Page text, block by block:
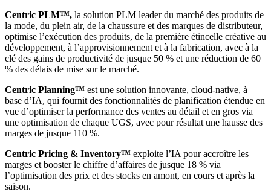
Centric PLM™, la solution PLM leader du marché des produits de
la mode, du plein air, de la chaussure et des marques de distributeur,
optimise l’exécution des produits, de la première étincelle créative au
développement, à l’approvisionnement et à la fabrication, avec à la
clé des gains de productivité de jusque 50 % et une réduction de 60
% des délais de mise sur le marché.
Centric Planning™ est une solution innovante, cloud-native, à
base d’IA, qui fournit des fonctionnalités de planification étendue en
vue d’optimiser la performance des ventes au détail et en gros via
une optimisation de chaque UGS, avec pour résultat une hausse des
marges de jusque 110 %.
Centric Pricing & Inventory™ exploite l’IA pour accroître les
marges et booster le chiffre d’affaires de jusque 18 % via
l’optimisation des prix et des stocks en amont, en cours et après la
saison.